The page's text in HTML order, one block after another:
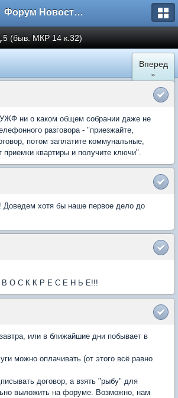
Форум Новостройки
(быв. МКР 14 к.32)
Вперед
»
ни о каком общем собрании даже не
разговора - "приезжайте,
потом заплатите коммунальные,
приемки квартиры и получите ключи".
Доведем хотя бы наше первое дело до
В О С К К Р Е С Е Н Ь Е!!!
или в ближайшие дни побывает в
можно оплачивать (от этого всё равно
договор, а взять "рыбу" для
выложить на форуме. Возможно, нам